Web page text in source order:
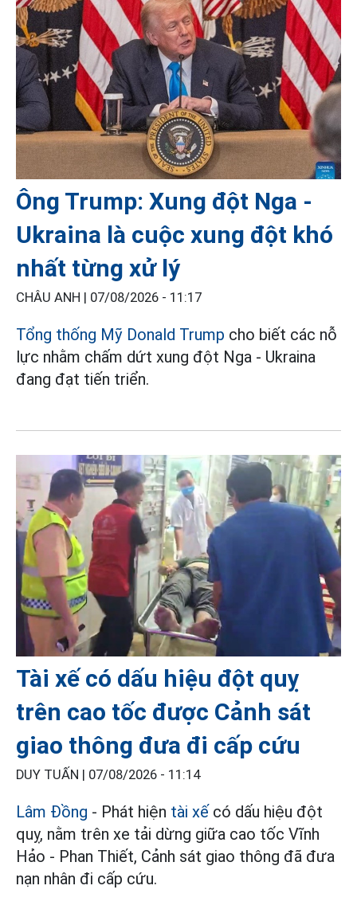
Ông Trump: Xung đột Nga -
Ukraina là cuộc xung đột khó
nhất từng xử lý
CHÂU ANH | 07/08/2026 - 11:17
Tổng thống Mỹ Donald Trump cho biết các nỗ
lực nhằm chấm dứt xung đột Nga - Ukraina
đang đạt tiến triển.
Tài xế có dấu hiệu đột quỵ
trên cao tốc được Cảnh sát
giao thông đưa đi cấp cứu
DUY TUẤN | 07/08/2026 - 11:14
Lâm Đồng - Phát hiện tài xế có dấu hiệu đột
quỵ, nằm trên xe tải dừng giữa cao tốc Vĩnh
Hảo - Phan Thiết, Cảnh sát giao thông đã đưa
nạn nhân đi cấp cứu.